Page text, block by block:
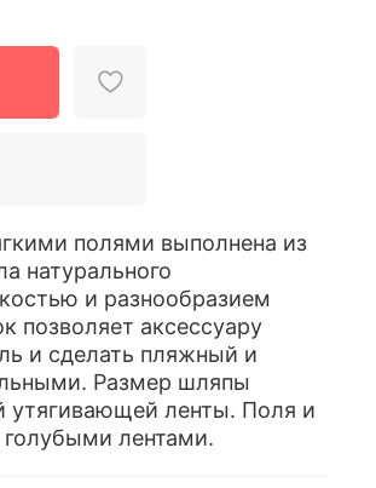
полями выполнена из
натурального
и разнообразием
позволяет аксессуару
и сделать пляжный и
Размер шляпы
утягивающей ленты. Поля и
лентами.